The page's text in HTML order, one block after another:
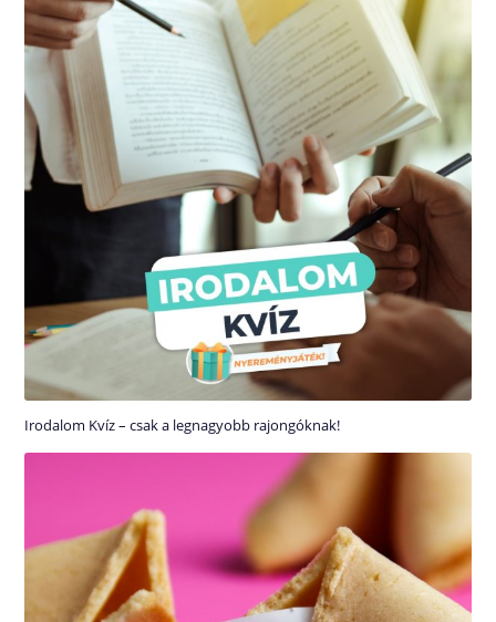
Irodalom Kvíz – csak a legnagyobb rajongóknak!